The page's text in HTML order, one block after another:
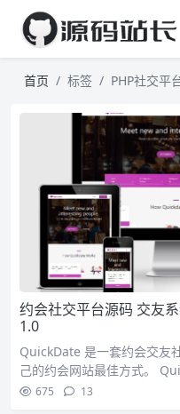
首页 标签 PHP社交平
约会社交平台源码 交友
1.0
QuickDate 是一套约会交友
己的约会网站最佳方式。
675 13